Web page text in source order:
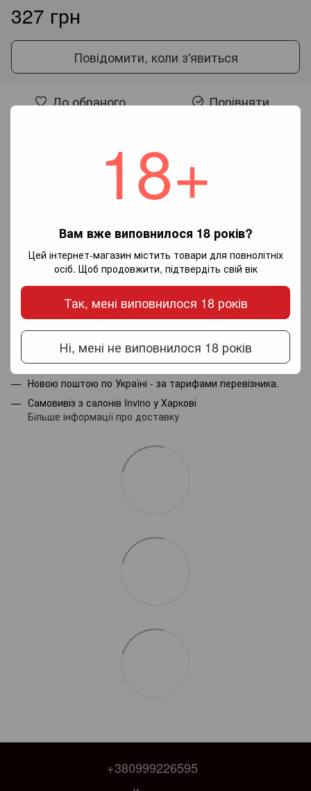
18+
Вам вже виповнилося 18 років?
Цей інтернет-магазин містить товари для повнолітніх
осіб. Щоб продовжити, підтвердіть свій вік
Так, мені виповнилося 18 років
Ні, мені не виповнилося 18 років
327 грн
Повідомити, коли з'явиться
До обраного Порівняти
Додайте перший відгук
Написати відгук
Доставка Оплата Гарантія
Новою поштою по Україні - за тарифами перевізника.
Самовивіз з салонів Invino у Харкові
Більше інформації про доставку
+380999226595